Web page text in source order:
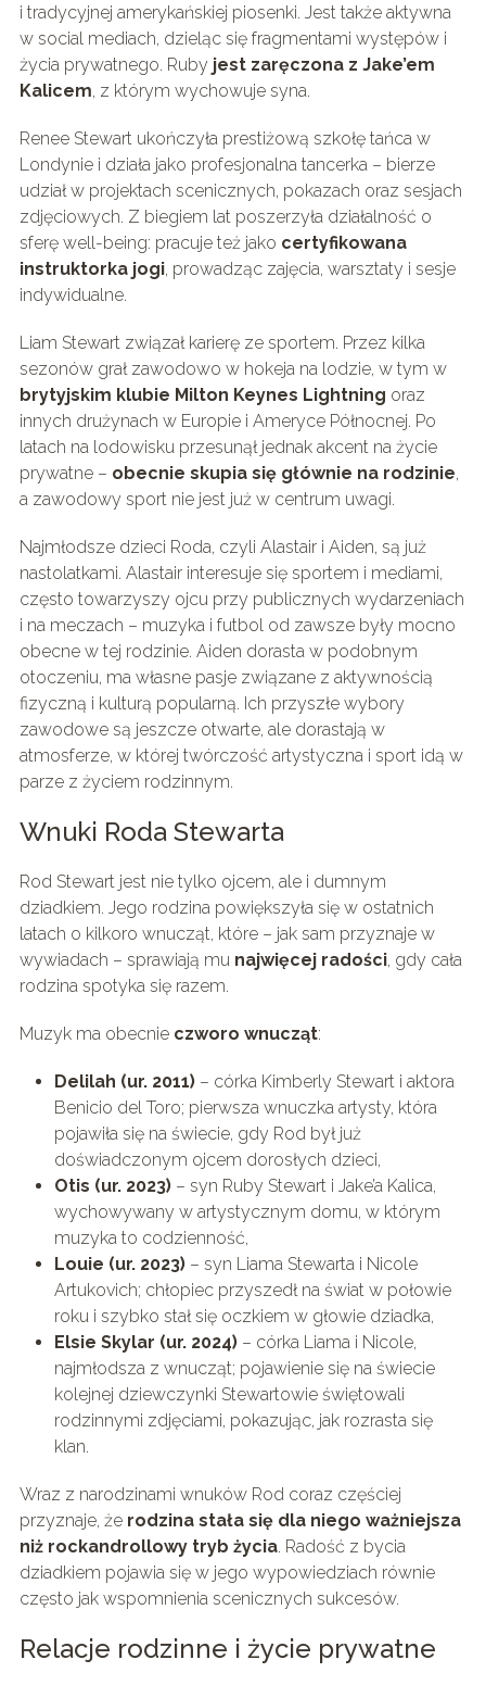
i tradycyjnej amerykańskiej piosenki. Jest także aktywna
w social mediach, dzieląc się fragmentami występów i
życia prywatnego. Ruby jest zaręczona z Jake’em
Kalicem, z którym wychowuje syna.
Renee Stewart ukończyła prestiżową szkołę tańca w
Londynie i działa jako profesjonalna tancerka – bierze
udział w projektach scenicznych, pokazach oraz sesjach
zdjęciowych. Z biegiem lat poszerzyła działalność o
sferę well-being: pracuje też jako certyfikowana
instruktorka jogi, prowadząc zajęcia, warsztaty i sesje
indywidualne.
Liam Stewart związał karierę ze sportem. Przez kilka
sezonów grał zawodowo w hokeja na lodzie, w tym w
brytyjskim klubie Milton Keynes Lightning oraz
innych drużynach w Europie i Ameryce Północnej. Po
latach na lodowisku przesunął jednak akcent na życie
prywatne – obecnie skupia się głównie na rodzinie,
a zawodowy sport nie jest już w centrum uwagi.
Najmłodsze dzieci Roda, czyli Alastair i Aiden, są już
nastolatkami. Alastair interesuje się sportem i mediami,
często towarzyszy ojcu przy publicznych wydarzeniach
i na meczach – muzyka i futbol od zawsze były mocno
obecne w tej rodzinie. Aiden dorasta w podobnym
otoczeniu, ma własne pasje związane z aktywnością
fizyczną i kulturą popularną. Ich przyszłe wybory
zawodowe są jeszcze otwarte, ale dorastają w
atmosferze, w której twórczość artystyczna i sport idą w
parze z życiem rodzinnym.
Wnuki Roda Stewarta
Rod Stewart jest nie tylko ojcem, ale i dumnym
dziadkiem. Jego rodzina powiększyła się w ostatnich
latach o kilkoro wnucząt, które – jak sam przyznaje w
wywiadach – sprawiają mu najwięcej radości, gdy cała
rodzina spotyka się razem.
Muzyk ma obecnie czworo wnucząt:
Delilah (ur. 2011)– córka Kimberly Stewart i aktora
Benicio del Toro; pierwsza wnuczka artysty, która
pojawiła się na świecie, gdy Rod był już
doświadczonym ojcem dorosłych dzieci,
Otis (ur. 2023)– syn Ruby Stewart i Jake’a Kalica,
wychowywany w artystycznym domu, w którym
muzyka to codzienność,
Louie (ur. 2023)– syn Liama Stewarta i Nicole
Artukovich; chłopiec przyszedł na świat w połowie
roku i szybko stał się oczkiem w głowie dziadka,
Elsie Skylar (ur. 2024)– córka Liama i Nicole,
najmłodsza z wnucząt; pojawienie się na świecie
kolejnej dziewczynki Stewartowie świętowali
rodzinnymi zdjęciami, pokazując, jak rozrasta się
klan.
Wraz z narodzinami wnuków Rod coraz częściej
przyznaje, że rodzina stała się dla niego ważniejsza
niż rockandrollowy tryb życia. Radość z bycia
dziadkiem pojawia się w jego wypowiedziach równie
często jak wspomnienia scenicznych sukcesów.
Relacje rodzinne i życie prywatne